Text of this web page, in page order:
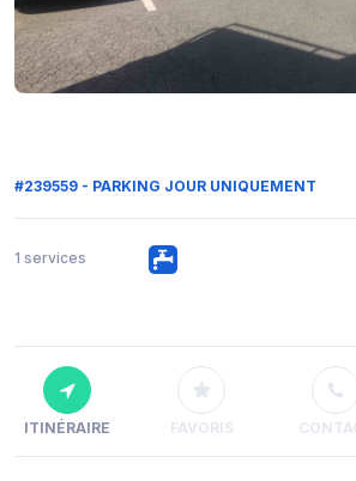
#239559 - PARKING JOUR UNIQUEMENT
1 services
ITINÉRAIRE FAVORIS